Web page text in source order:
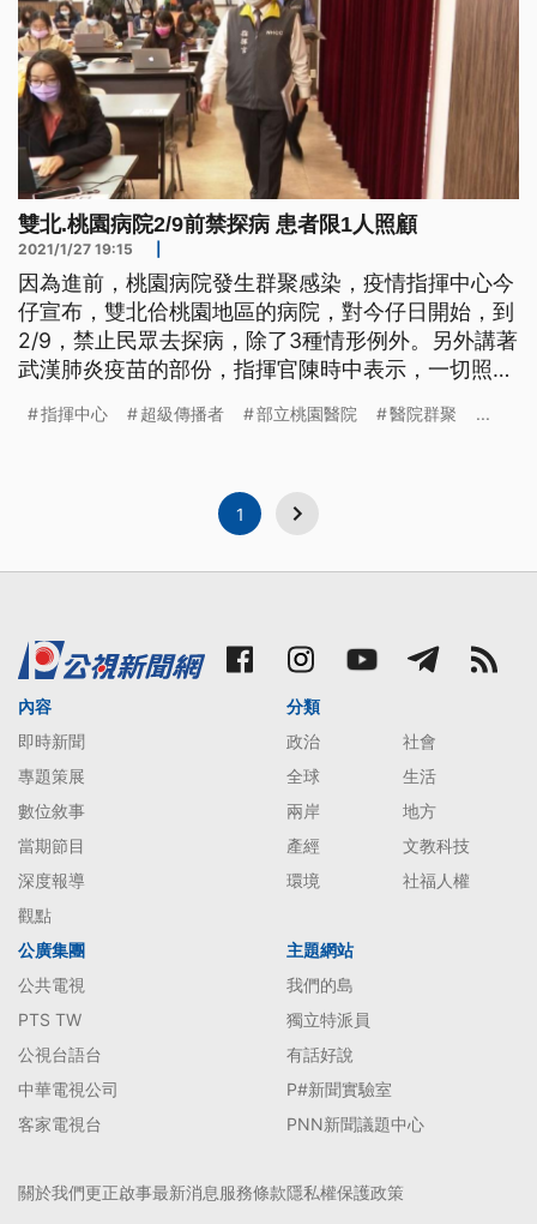
雙北.桃園病院2/9前禁探病 患者限1人照顧
2021/1/27 19:15
因為進前，桃園病院發生群聚感染，疫情指揮中心今
仔宣布，雙北佮桃園地區的病院，對今仔日開始，到
2/9，禁止民眾去探病，除了3種情形例外。另外講著
武漢肺炎疫苗的部份，指揮官陳時中表示，一切照購
冠肺炎院內感染事件後，指揮中心宣布調整醫療院所
1名，但有3種情形例外。
指揮中心 超級傳播者 部立桃園醫院 醫院群聚 ...
1
內容
即時新聞
專題策展
數位敘事
當期節目
深度報導
觀點
分類
政治
社會
全球
生活
兩岸
地方
產經
文教科技
環境
社福人權
公廣集團
公共電視
PTS TW
公視台語台
中華電視公司
客家電視台
主題網站
我們的島
獨立特派員
有話好說
P#新聞實驗室
PNN新聞議題中心
關於我們更正啟事最新消息服務條款隱私權保護政策